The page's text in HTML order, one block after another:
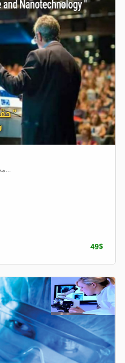
محاضر مادة الكيمياء وباحث في الطاقة...
49$